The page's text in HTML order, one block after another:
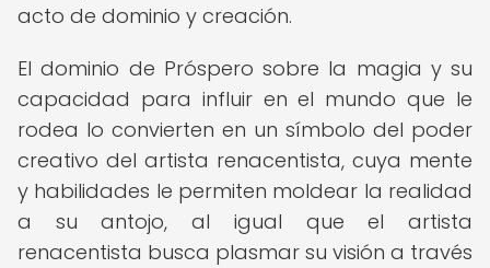
acto de dominio y creación.
El dominio de Próspero sobre la magia y su
capacidad para influir en el mundo que le
rodea lo convierten en un símbolo del poder
creativo del artista renacentista, cuya mente
y habilidades le permiten moldear la realidad
a su antojo, al igual que el artista
renacentista busca plasmar su visión a través